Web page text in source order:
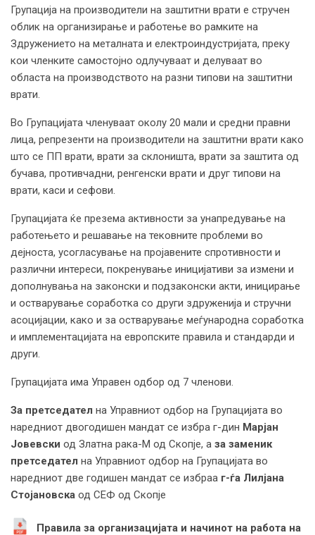
Групација на производители на заштитни врати е стручен
облик на организирање и работење во рамките на
Здружението на металната и електроиндустријата, преку
кои членките самостојно одлучуваат и делуваат во
областа на производството на разни типови на заштитни
врати.
Во Групацијата членуваат околу 20 мали и средни правни
лица, репрезенти на производители на заштитни врати како
што се ПП врати, врати за склоништа, врати за заштита од
бучава, противчадни, ренгенски врати и друг типови на
врати, каси и сефови.
Групацијата ќе презема активности за унапредување на
работењето и решавање на тековните проблеми во
дејноста, усогласување на пројавените спротивности и
различни интереси, покренување иницијативи за измени и
дополнувања на законски и подзаконски акти, иницирање
и остварување соработка со други здруженија и стручни
асоцијации, како и за остварување меѓународна соработка
и имплементацијата на европските правила и стандарди и
други.
Групацијата има Управен одбор од 7 членови.
За претседател на Управниот одбор на Групацијата во
наредниот двогодишен мандат се избра г-дин Марјан
Јовевски од Златна рака-М од Скопје, а за заменик
претседател на Управниот одбор на Групацијата во
наредниот две годишен мандат се избраа г-ѓа Лилјана
Стојановска од СЕФ од Скопје
Правила за организацијата и начинот на работа на